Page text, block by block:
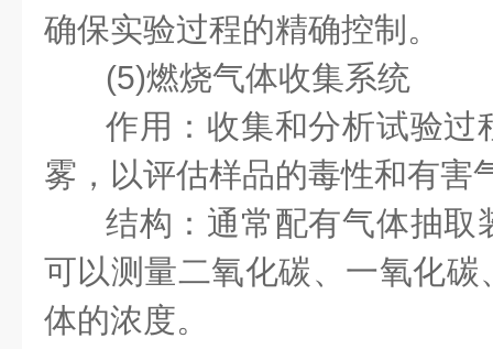
确保实验过程的精确控制。
(5)燃烧气体收集系统
作用：收集和分析试验过
雾，以评估样品的毒性和有
结构：通常配有气体抽取
可以测量二氧化碳、一氧化
体的浓度。